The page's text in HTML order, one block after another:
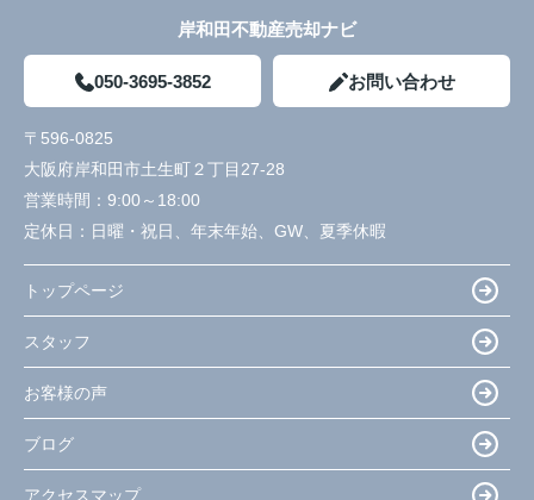
岸和田不動産売却ナビ
050-3695-3852 お問い合わせ
〒596-0825
大阪府岸和田市土生町２丁目27-28
営業時間： 9:00～18:00
定休日： 日曜・祝日、年末年始、GW、夏季休暇
トップページ
スタッフ
お客様の声
ブログ
アクセスマップ